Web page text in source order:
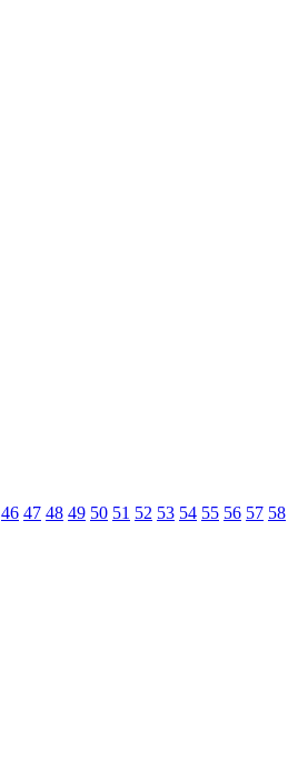
46 47 48 49 50 51 52 53 54 55 56 57 58